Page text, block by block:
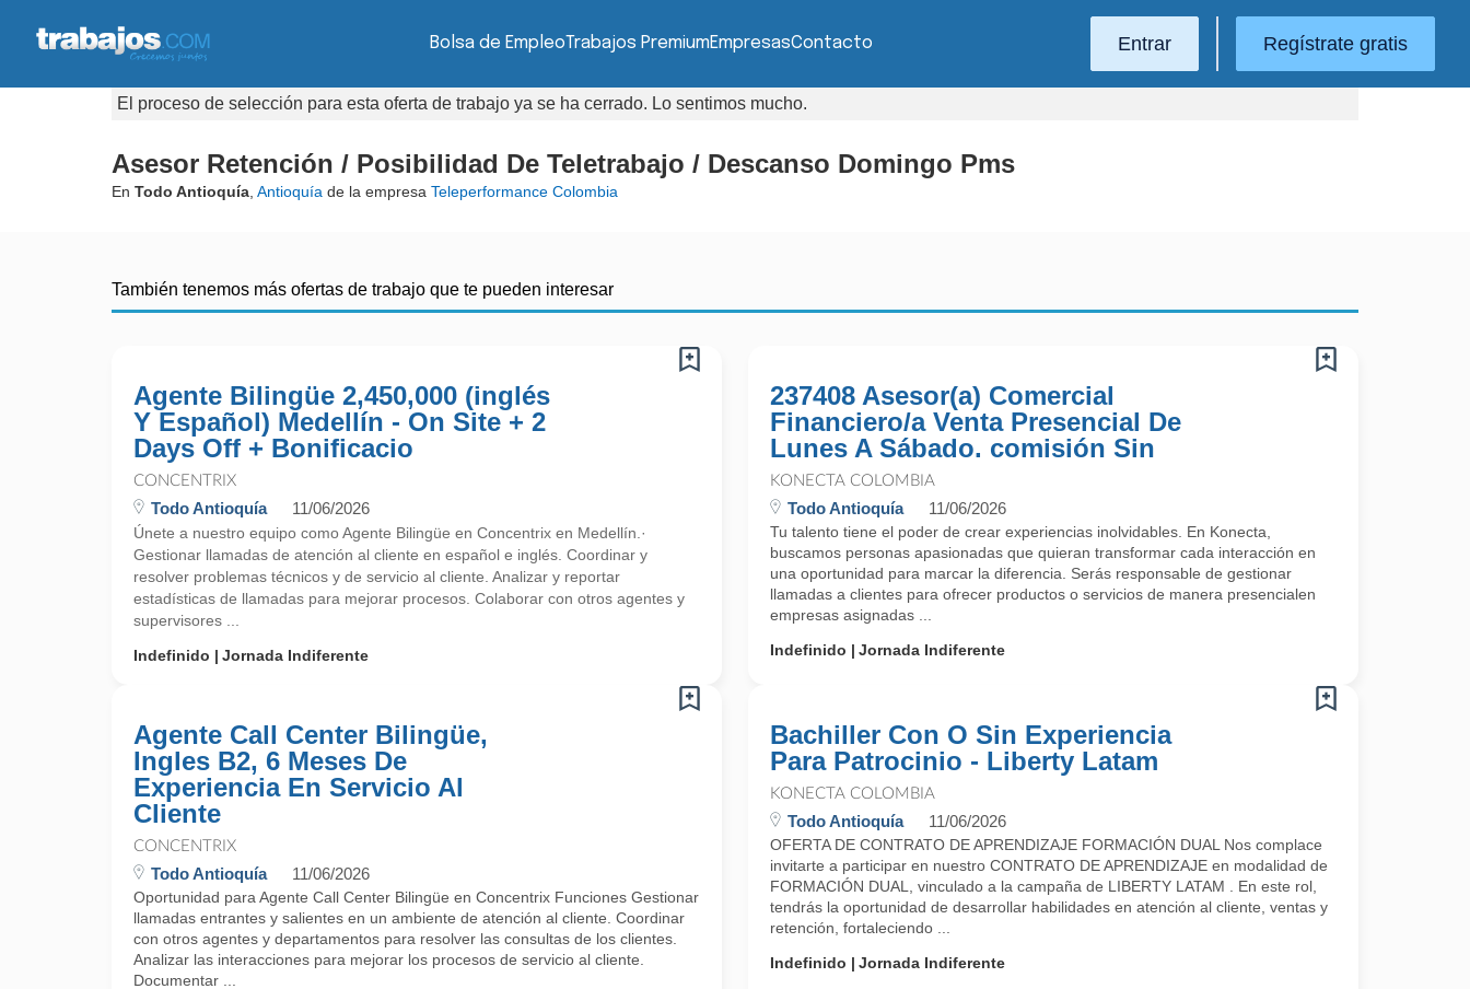
Bolsa de EmpleoTrabajos PremiumEmpresasContacto Entrar Regístrate gratis
El proceso de selección para esta oferta de trabajo ya se ha cerrado. Lo sentimos mucho.
Asesor Retención / Posibilidad De Teletrabajo / Descanso Domingo Pms
En Todo Antioquía Antioquía de la empresa Teleperformance Colombia
También tenemos más ofertas de trabajo que te pueden interesar
Agente Bilingüe 2,450,000 (inglés
Y Español) Medellín - On Site + 2
Days Off + Bonificacio
CONCENTRIX
Todo Antioquía 11/06/2026
Únete a nuestro equipo como Agente Bilingüe en Concentrix en Medellín.·
Gestionar llamadas de atención al cliente en español e inglés. Coordinar y
resolver problemas técnicos y de servicio al cliente. Analizar y reportar
estadísticas de llamadas para mejorar procesos. Colaborar con otros agentes y
supervisores ...
Indefinido
Jornada Indiferente
237408 Asesor(a) Comercial
Financiero/a Venta Presencial De
Lunes A Sábado. comisión Sin
KONECTA COLOMBIA
Todo Antioquía 11/06/2026
Tu talento tiene el poder de crear experiencias inolvidables. En Konecta,
buscamos personas apasionadas que quieran transformar cada interacción en
una oportunidad para marcar la diferencia. Serás responsable de gestionar
llamadas a clientes para ofrecer productos o servicios de manera presencialen
empresas asignadas ...
Indefinido
Jornada Indiferente
Agente Call Center Bilingüe,
Ingles B2, 6 Meses De
Experiencia En Servicio Al
Cliente
CONCENTRIX
Todo Antioquía 11/06/2026
Oportunidad para Agente Call Center Bilingüe en Concentrix Funciones Gestionar
llamadas entrantes y salientes en un ambiente de atención al cliente. Coordinar
con otros agentes y departamentos para resolver las consultas de los clientes.
Analizar las interacciones para mejorar los procesos de servicio al cliente.
Documentar ...
Bachiller Con O Sin Experiencia
Para Patrocinio - Liberty Latam
KONECTA COLOMBIA
Todo Antioquía 11/06/2026
OFERTA DE CONTRATO DE APRENDIZAJE FORMACIÓN DUAL Nos complace
invitarte a participar en nuestro CONTRATO DE APRENDIZAJE en modalidad de
FORMACIÓN DUAL, vinculado a la campaña de LIBERTY LATAM . En este rol,
tendrás la oportunidad de desarrollar habilidades en atención al cliente, ventas y
retención, fortaleciendo ...
Indefinido
Jornada Indiferente